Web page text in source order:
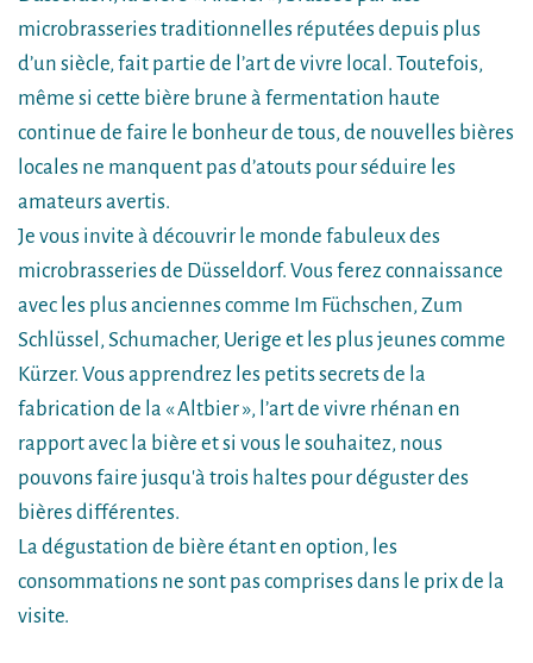
microbrasseries traditionnelles réputées depuis plus
d’un siècle, fait partie de l’art de vivre local. Toutefois,
même si cette bière brune à fermentation haute
continue de faire le bonheur de tous, de nouvelles bières
locales ne manquent pas d’atouts pour séduire les
amateurs avertis.
Je vous invite à découvrir le monde fabuleux des
microbrasseries de Düsseldorf. Vous ferez connaissance
avec les plus anciennes comme Im Füchschen, Zum
Schlüssel, Schumacher, Uerige et les plus jeunes comme
Kürzer. Vous apprendrez les petits secrets de la
fabrication de la « Altbier », l’art de vivre rhénan en
rapport avec la bière et si vous le souhaitez, nous
pouvons faire jusqu'à trois haltes pour déguster des
bières différentes.
La dégustation de bière étant en option, les
consommations ne sont pas comprises dans le prix de la
visite.